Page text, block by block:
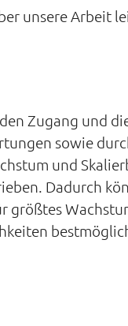
unsere Arbeit
Zugang und
sowie
und
Dadurch